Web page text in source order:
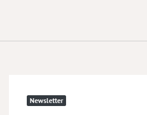
Newsletter